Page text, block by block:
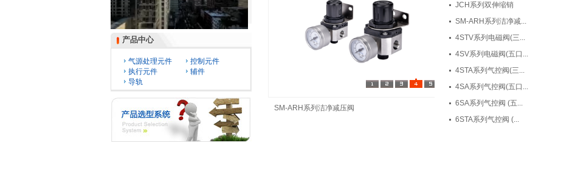
产品中心
产品中心
气源处理元件
控制元件
执行元件
辅件
导轨
SM-ARH系列洁净减压阀
JCH系列双伸缩销
SM-ARH系列洁净减...
4STV系列电磁阀(三...
4SV系列电磁阀(五口...
4STA系列气控阀(三...
4SA系列气控阀(五口...
6SA系列气控阀 (五...
6STA系列气控阀 (...